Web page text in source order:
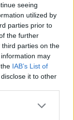
seeing
utilized by
parties prior to
the further
parties on the
may
IAB’s List of
it to other
or more Google
y wallets